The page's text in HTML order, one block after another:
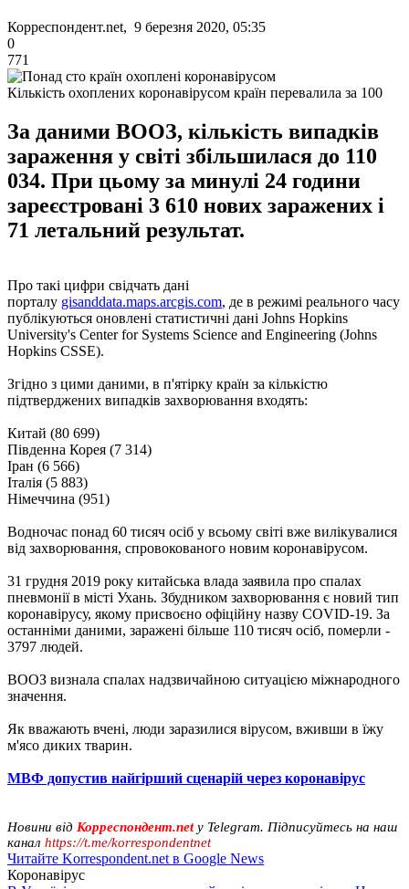
Корреспондент.net, 9 березня 2020, 05:35
0
771
Кількість охоплених коронавірусом країн перевалила за 100
За даними ВООЗ, кількість випадків
зараження у світі збільшилася до 110
034. При цьому за минулі 24 години
зареєстровані 3 610 нових заражених і
71 летальний результат.
Про такі цифри свідчать дані
порталу gisanddata.maps.arcgis.com, де в режимі реального часу
публікуються оновлені статистичні дані Johns Hopkins
University's Center for Systems Science and Engineering (Johns
Hopkins CSSE).
Згідно з цими даними, в п'ятірку країн за кількістю
підтверджених випадків захворювання входять:
Китай (80 699)
Південна Корея (7 314)
Іран (6 566)
Італія (5 883)
Німеччина (951)
Водночас понад 60 тисяч осіб у всьому світі вже вилікувалися
від захворювання, спровокованого новим коронавірусом.
31 грудня 2019 року китайська влада заявила про спалах
пневмонії в місті Ухань. Збудником захворювання є новий тип
коронавірусу, якому присвоєно офіційну назву COVID-19. За
останніми даними, заражені більше 110 тисяч осіб, померли -
3797 людей.
ВООЗ визнала спалах надзвичайною ситуацією міжнародного
значення.
Як вважають вчені, люди заразилися вірусом, вживши в їжу
м'ясо диких тварин.
МВФ допустив найгірший сценарій через коронавірус
Новини від Корреспондент.net у Telegram. Підписуйтесь на наш
канал https://t.me/korrespondentnet
Читайте Korrespondent.net в Google News
Коронавірус